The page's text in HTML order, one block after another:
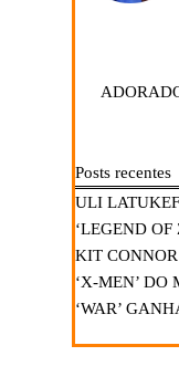
Posts recentes
ULI
‘LEGEND OF
KIT
‘X-MEN’ DO
‘WAR’